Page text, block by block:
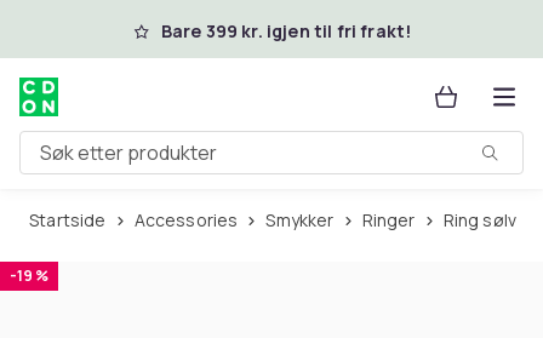
Hopp til hovedinnholdBare 399 kr. igjen til fri frakt!
Søk etter produkter
Startside Accessories Smykker Ringer Ring sølv
-19 %